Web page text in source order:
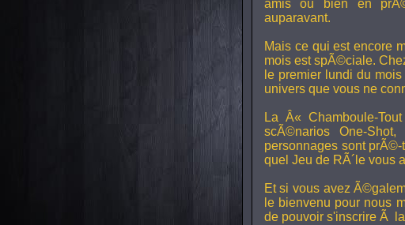
amis ou bien en
auparavant.
Mais ce qui est encore
mois est spÃ©ciale.
le premier lundi du
univers que vous ne
La Â« Chamboule-
scÃ©narios One-
personnages sont
quel Jeu de RÃ´le vous
Et si vous avez
le bienvenu pour nous
de pouvoir s'inscrire Ã